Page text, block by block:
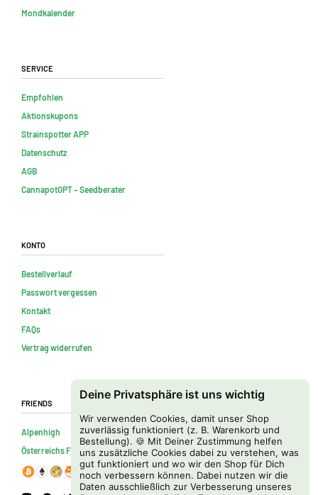
Deine Privatsphäre ist uns wichtig
Wir verwenden Cookies, damit unser Shop
zuverlässig funktioniert (z. B. Warenkorb und
Bestellung). 🍪 Mit Deiner Zustimmung helfen
uns zusätzliche Cookies dabei zu verstehen, was
gut funktioniert und wo wir den Shop für Dich
noch verbessern können. Dabei nutzen wir die
Daten ausschließlich zur Verbesserung unseres
Mondkalender
Service
Empfohlen
Aktionskupons
Strainspotter APP
Datenschutz
AGB
CannapotGPT – Seedberater
Konto
Bestellverlauf
Passwort vergessen
Kontakt
FAQs
Vertrag widerrufen
Friends
Alpenhigh
Österreichs Firmenverzeichnis